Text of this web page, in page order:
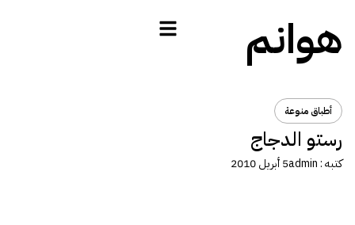
هوانم
أطباق منوعة
رستو الدجاج
كتبه :admin5 أبريل 2010